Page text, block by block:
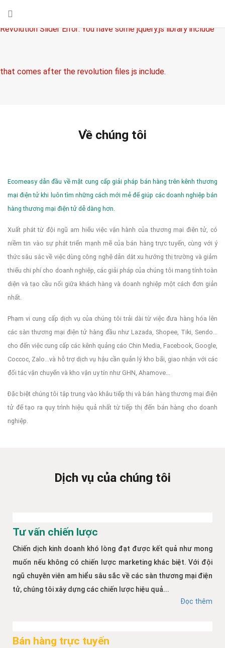
Revolution Slider Error: You have some jquery.js library include
that comes after the revolution files js include.
To fix it you can:
1. In the Slider Settings -> Troubleshooting set option:Put
JS Includes To Body option to true.
2. Find the double jquery.js include and remove it.
Về chúng tôi
Ecomeasy dẫn đầu về mặt cung cấp giải pháp bán hàng trên kênh thương
mại điện tử khi luôn tìm những cách mới mẻ để giúp các doanh nghiệp bán
hàng thương mại điện tử dễ dàng hơn.
Xuất phát từ đội ngũ am hiểu việc vận hành của thương mại điện tử, có
niềm tin vào sự phát triển mạnh mẽ của bán hàng trực tuyến, cùng với ý
thức sâu sắc về việc dùng công nghệ dẫn dắt xu hướng thị trường và giảm
thiểu chi phí cho doanh nghiệp, các giải pháp của chúng tôi mang tính toàn
diện và tạo cầu nối giữa khách hàng và doanh nghiệp một cách đơn giản
nhất.
Phạm vi cung cấp dịch vụ của chúng tôi trải dài từ việc đưa hàng hóa lên
các sàn thương mại điện tử hàng đầu như Lazada, Shopee, Tiki, Sendo...
cho đến việc cung cấp các kênh quảng cáo Chin Media, Facebook, Google,
Coccoc, Zalo...và hỗ trợ dịch vụ hậu cần quản lý kho bãi, giao nhận với các
đối tác vận chuyển và kho vận uy tín như GHN, Ahamove...
Đặc biệt chúng tôi tập trung vào khâu tiếp thị và bán hàng thương mại điện
tử để tạo ra quy trình hiệu quả nhất từ tiếp thị đến bán hàng cho doanh
nghiệp.
Dịch vụ của chúng tôi
Tư vấn chiến lược
Chiến dịch kinh doanh khó lòng đạt được kết quả như mong
muốn nếu không có chiến lược marketing khác biệt. Với đội
ngũ chuyên viên am hiểu sâu sắc về các sàn thương mại điện
tử, chúng tôi xây dựng các chiến lược hiệu quả...
Đọc thêm
Bán hàng trực tuyến